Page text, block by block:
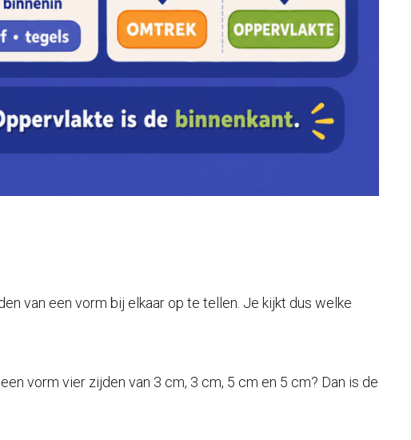
van een vorm bij elkaar op te tellen. Je kijkt dus welke
vorm vier zijden van 3 cm, 3 cm, 5 cm en 5 cm? Dan is de